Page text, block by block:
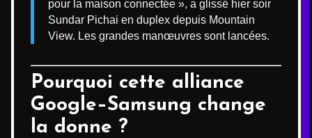
pour la maison connectée », a glissé hier soir
Sundar Pichai en duplex depuis Mountain
View. Les grandes manœuvres sont lancées.
Pourquoi cette alliance
Google–Samsung change
la donne ?